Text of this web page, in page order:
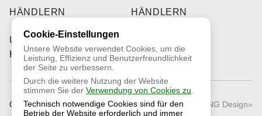
HÄNDLERN
UNSERE
KUNDEN
HÄNDLERN
© 2026 «RNG Design»
Öffentliches Angebot
Cookie-Einstellungen
Unsere Website verwendet Cookies, um die
Leistung, Effizienz und Benutzerfreundlichkeit
der Seite zu verbessern.
Durch die weitere Nutzung der Website
stimmen Sie der Verwendung von Cookies zu
Technisch notwendige Cookies sind für den
Betrieb der Website erforderlich und immer